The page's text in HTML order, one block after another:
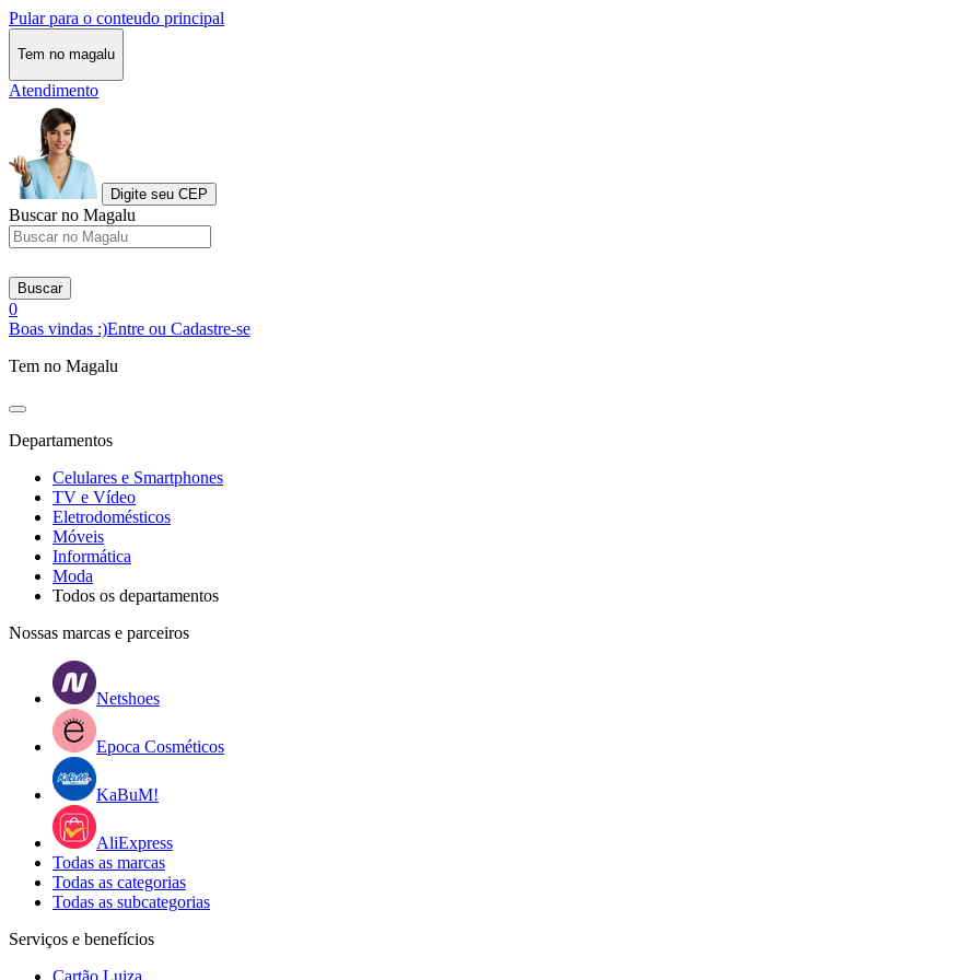
Pular para o conteudo principal
Tem no magalu
Atendimento
Digite seu CEP
Buscar no Magalu
Buscar
0
Boas vindas :)Entre ou Cadastre-se
Tem no Magalu
Departamentos
Celulares e Smartphones
TV e Vídeo
Eletrodomésticos
Móveis
Informática
Moda
Todos os departamentos
Nossas marcas e parceiros
Netshoes
Epoca Cosméticos
KaBuM!
AliExpress
Todas as marcas
Todas as categorias
Todas as subcategorias
Serviços e benefícios
Cartão Luiza